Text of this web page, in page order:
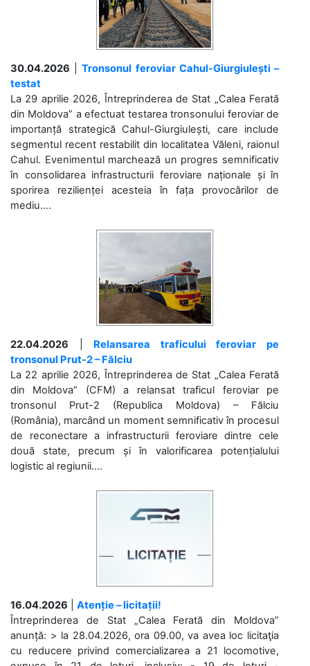
30.04.2026 |Tronsonul feroviar Cahul-Giurgiulești –
testat
La 29 aprilie 2026, Întreprinderea de Stat „Calea Ferată
din Moldova” a efectuat testarea tronsonului feroviar de
importanță strategică Cahul-Giurgiulești, care include
segmentul recent restabilit din localitatea Văleni, raionul
Cahul. Evenimentul marchează un progres semnificativ
în consolidarea infrastructurii feroviare naționale și în
sporirea rezilienței acesteia în fața provocărilor de
mediu....
22.04.2026
Relansarea traficului feroviar pe
tronsonul Prut-2 – Fălciu
La 22 aprilie 2026, Întreprinderea de Stat „Calea Ferată
din Moldova” (CFM) a relansat traficul feroviar pe
tronsonul Prut-2 (Republica Moldova) – Fălciu
(România), marcând un moment semnificativ în procesul
de reconectare a infrastructurii feroviare dintre cele
două state, precum și în valorificarea potențialului
logistic al regiunii....
16.04.2026
Atenție – licitații!
Întreprinderea de Stat „Calea Ferată din Moldova”
anunță: > la 28.04.2026, ora 09.00, va avea loc licitaţia
cu reducere privind comercializarea a 21 locomotive,